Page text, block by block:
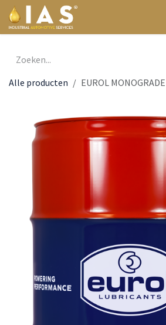
Overslaan naar inhoud
Alle producten EUROL